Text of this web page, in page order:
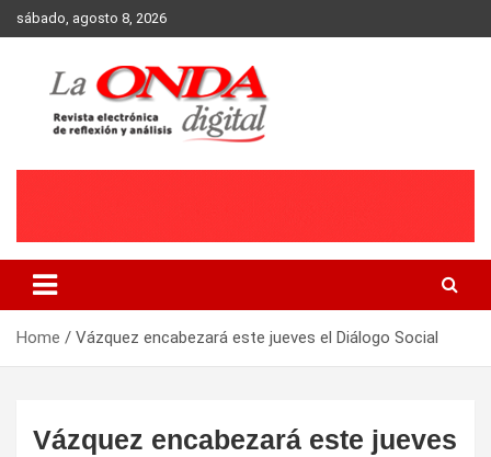
Skip
to
sábado, agosto 8, 2026
Home Vázquez encabezará este jueves el Diálogo Social
Vázquez encabezará este jueves